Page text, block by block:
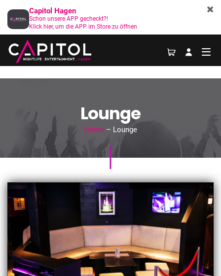
Lounge
Home– Lounge
Capitol Hagen
Schon unsere APP gecheckt?!
Klick hier, um die APP im Store zu öffnen